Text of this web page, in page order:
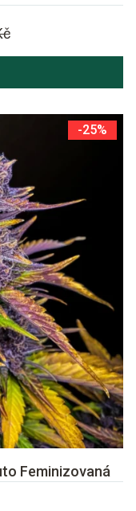
-25%
Feminizovaná